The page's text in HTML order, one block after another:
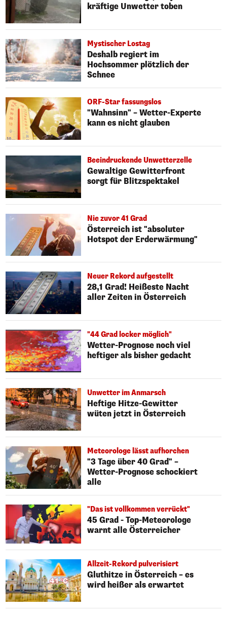
kräftige Unwetter toben
Mystischer Lostag
Deshalb regiert im
Hochsommer plötzlich der
Schnee
ORF-Star fassungslos
"Wahnsinn" – Wetter-Experte
kann es nicht glauben
Beeindruckende Unwetterzelle
Gewaltige Gewitterfront
sorgt für Blitzspektakel
Nie zuvor 41 Grad
Österreich ist "absoluter
Hotspot der Erderwärmung"
Neuer Rekord aufgestellt
28,1 Grad! Heißeste Nacht
aller Zeiten in Österreich
"44 Grad locker möglich"
Wetter-Prognose noch viel
heftiger als bisher gedacht
Unwetter im Anmarsch
Heftige Hitze-Gewitter
wüten jetzt in Österreich
Meteorologe lässt aufhorchen
"3 Tage über 40 Grad" –
Wetter-Prognose schockiert
alle
"Das ist vollkommen verrückt"
45 Grad - Top-Meteorologe
warnt alle Österreicher
Allzeit-Rekord pulverisiert
Gluthitze in Österreich – es
wird heißer als erwartet